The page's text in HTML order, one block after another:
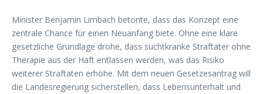
Minister Benjamin Limbach betonte, dass das Konzept eine
zentrale Chance für einen Neuanfang biete. Ohne eine klare
gesetzliche Grundlage drohe, dass suchtkranke Straftäter ohne
Therapie aus der Haft entlassen werden, was das Risiko
weiterer Straftaten erhöhe. Mit dem neuen Gesetzesantrag will
die Landesregierung sicherstellen, dass Lebensunterhalt und